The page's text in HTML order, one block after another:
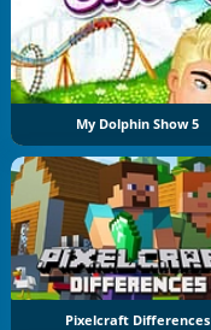
My Dolphin Show 5
Pixelcraft Differences